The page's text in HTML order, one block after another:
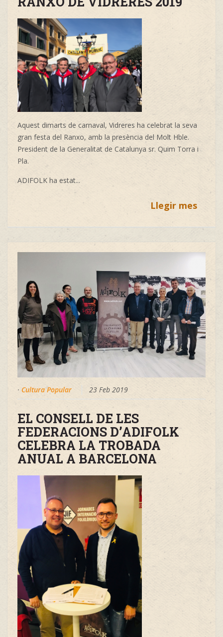
Aquest dimarts de carnaval, Vidreres ha celebrat la seva
gran festa del Ranxo, amb la presència del Molt Hble.
President de la Generalitat de Catalunya sr. Quim Torra i
Pla.
ADIFOLK ha estat...
Llegir mes
· Cultura Popular 23 Feb 2019
EL CONSELL DE LES
FEDERACIONS D’ADIFOLK
CELEBRA LA TROBADA
ANUAL A BARCELONA